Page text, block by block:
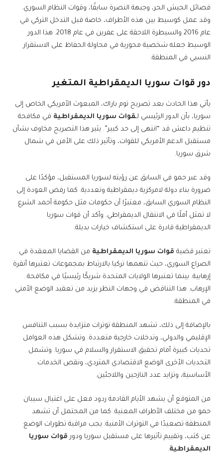
فصائل الجيش الحر، وجبهة النصرة سابقًا، وقوات النظام السوري.
وقد عمل كوسيط بين هذه الأطراف، خاصة قبل التدخل التركي في
عام 2016 والسيطرة اللاحقة على عفرين في عام 2018. هذا الدور
الوسيط جعله شخصية محورية في محاولة الحفاظ على الاستقرار
النسبي في المنطقة.
دور قوات سوريا الديمقراطية المتغير
يأتي هذا الحادث بعد تصريح توم باراك، المبعوث الأمريكي الخاص إلى
سوريا، بأن الدور الرئيسي لـقوات سوريا الديمقراطية في مكافحة
تنظيم داعش قد “انتهى إلى حد كبير”. يثير هذا التصريح مخاوف بشأن
مستقبل الدعم الأمريكي للقوات، وتأثير ذلك على الأمن في شمال
شرق سوريا.
وقد عبر حمو في السابق عن رؤيته لسوريا المستقبل، مؤكدًا على
ضرورة بناء دولة لامركزية ديمقراطية وتعددية. كما رفض العودة إلى
النظام السوري السابق، معتبرًا أن حكومات مثل حكومة أحمد الشرع
لا تمثل أملًا في الانتقال الديمقراطي. وأكد أن قوات سوريا
الديمقراطية قادرة على استكشاف خيارات بديلة.
تعتبر قضية قوات سوريا الديمقراطية من القضايا المعقدة في
الصراع السوري، حيث تتهمها تركيا بالارتباط بمجموعات تعتبرها أنقرة
إرهابية. بينما تعتبرها الولايات المتحدة شريكًا رئيسيًا في مكافحة
الإرهاب. هذا التناقض في وجهات النظر يزيد من تعقيد الوضع الأمني
في المنطقة.
بالإضافة إلى ذلك، تشهد المنطقة توترات متزايدة بسبب التنافس
الإقليمي والدولي، وتدخلات خارجية متعددة. وتشكل هذه العوامل
تحديات كبيرة أمام تحقيق الاستقرار والسلام في سوريا. وتشمل
التحديات الأخرى الوضع الاقتصادي المتردي، ونقص الخدمات
الأساسية، وتزايد عدد النازحين واللاجئين.
من المتوقع أن يشهد الأيام القادمة ردود فعل على اغتيال سيبان
حمو من مختلف الأطراف المعنية. كما من المحتمل أن تشهد
المنطقة تصعيدًا في التوترات الأمنية. يجب مراقبة تطورات الوضع
عن كثب، وتقييم تأثيرها على مستقبل سوريا ودور قوات سوريا
الديمقراطية.